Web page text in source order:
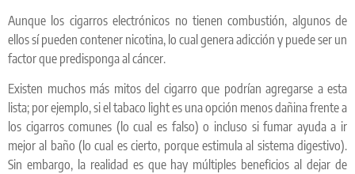
Aunque los cigarros electrónicos no tienen combustión, algunos de
ellos sí pueden contener nicotina, lo cual genera adicción y puede ser un
factor que predisponga al cáncer.
Existen muchos más mitos del cigarro que podrían agregarse a esta
lista; por ejemplo, si el tabaco light es una opción menos dañina frente a
los cigarros comunes (lo cual es falso) o incluso si fumar ayuda a ir
mejor al baño (lo cual es cierto, porque estimula al sistema digestivo).
Sin embargo, la realidad es que hay múltiples beneficios al dejar de